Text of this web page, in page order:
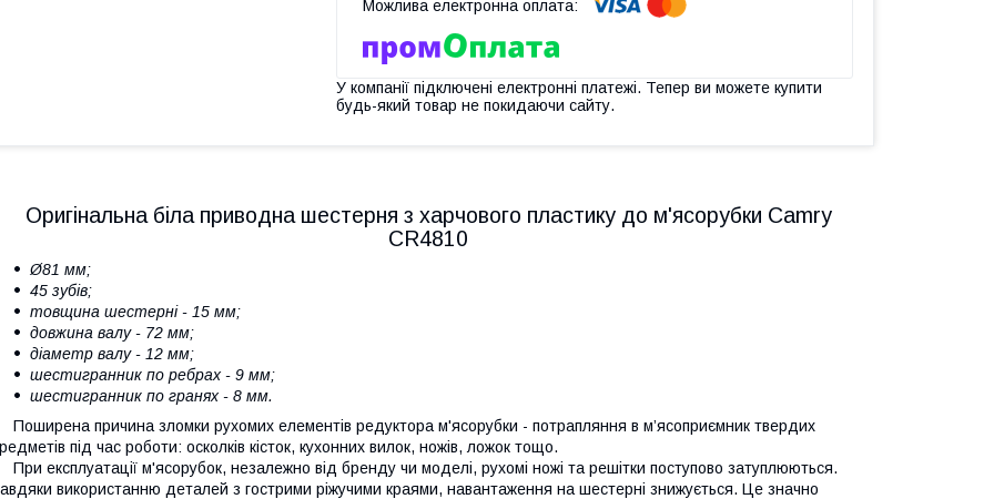
У компанії підключені електронні платежі. Тепер ви можете купити
будь-який товар не покидаючи сайту.
Оригінальна біла приводна шестерня з харчового пластику до м'ясорубки Camry
CR4810
Ø81 мм;
45 зубів;
товщина шестерні - 15 мм;
довжина валу - 72 мм;
діаметр валу - 12 мм;
шестигранник по ребрах - 9 мм;
шестигранник по гранях - 8 мм.
Поширена причина зломки рухомих елементів редуктора м'ясорубки - потрапляння в м’ясоприємник твердих
під час роботи: осколків кісток, кухонних вилок, ножів, ложок тощо.
При експлуатації м'ясорубок, незалежно від бренду чи моделі, рухомі ножі та решітки поступово затуплюються.
використанню деталей з гострими ріжучими краями, навантаження на шестерні знижується. Це значно